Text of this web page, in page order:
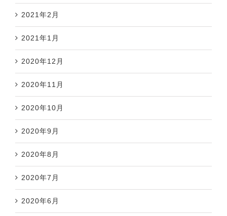
2021年2月
2021年1月
2020年12月
2020年11月
2020年10月
2020年9月
2020年8月
2020年7月
2020年6月